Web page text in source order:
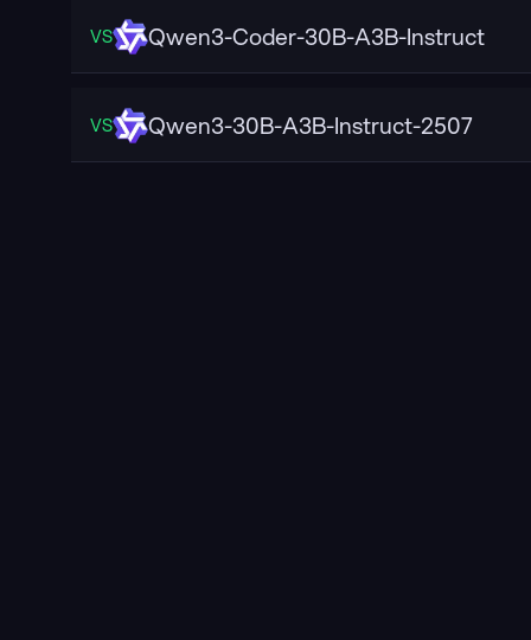
VS Qwen3-Coder-30B-A3B-Instruct
VS Qwen3-30B-A3B-Instruct-2507